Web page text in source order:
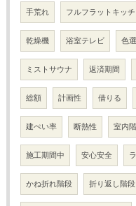
手荒れ フルフラットキッ
乾燥機 浴室テレビ 色
ミストサウナ 返済期間
総額 計画性 借りる
建ぺい率 断熱性 室内
施工期間中 安心安全
かね折れ階段 折り返し階段